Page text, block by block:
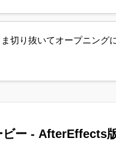
切り抜いてオープニング
ビー - AfterEffects